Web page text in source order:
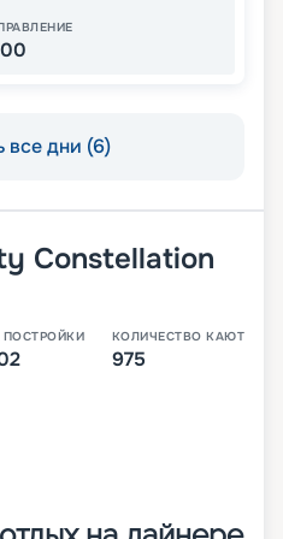
все дни (6)
Constellation
ПОСТРОЙКИ КОЛИЧЕСТВО КАЮТ
975